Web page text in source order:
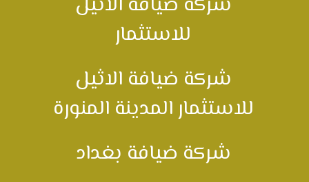
للاستثمار
شركة ضيافة الاثيل
للاستثمار المدينة المنورة
شركة ضيافة بغداد